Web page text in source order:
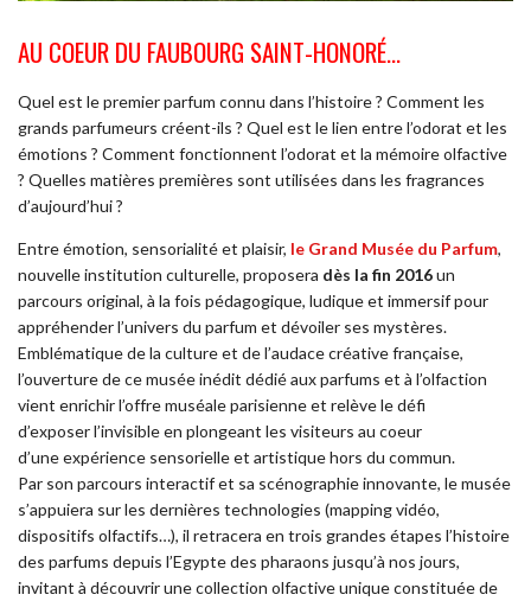
AU COEUR DU FAUBOURG SAINT-HONORÉ…
Quel est le premier parfum connu dans l’histoire ? Comment les
grands parfumeurs créent-ils ? Quel est le lien entre l’odorat et les
émotions ? Comment fonctionnent l’odorat et la mémoire olfactive
? Quelles matières premières sont utilisées dans les fragrances
d’aujourd’hui ?
Entre émotion, sensorialité et plaisir, le Grand Musée du Parfum,
nouvelle institution culturelle, proposera dès la fin 2016un
parcours original, à la fois pédagogique, ludique et immersif pour
appréhender l’univers du parfum et dévoiler ses mystères.
Emblématique de la culture et de l’audace créative française,
l’ouverture de ce musée inédit dédié aux parfums et à l’olfaction
vient enrichir l’offre muséale parisienne et relève le défi
d’exposer l’invisible en plongeant les visiteurs au coeur
d’une expérience sensorielle et artistique hors du commun.
Par son parcours interactif et sa scénographie innovante, le musée
s’appuiera sur les dernières technologies (mapping vidéo,
dispositifs olfactifs…), il retracera en trois grandes étapes l’histoire
des parfums depuis l’Egypte des pharaons jusqu’à nos jours,
invitant à découvrir une collection olfactive unique constituée de